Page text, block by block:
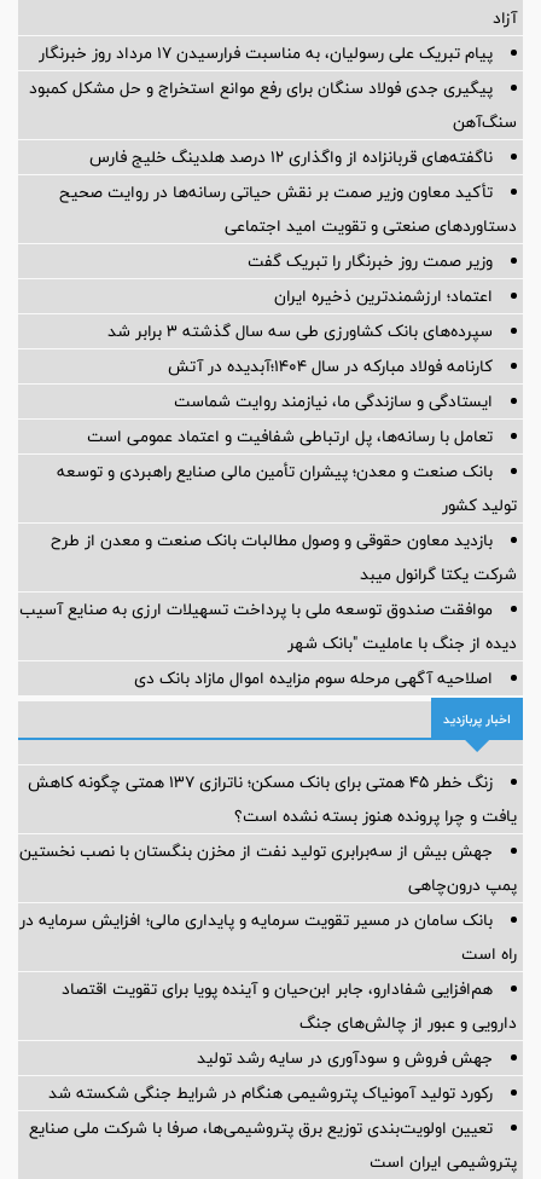
آزاد
پیام تبریک علی رسولیان، به مناسبت فرارسیدن ۱۷ مرداد روز خبرنگار
پیگیری جدی فولاد سنگان برای رفع موانع استخراج و حل مشکل کمبود
سنگ‌آهن
ناگفته‌های قربانزاده از واگذاری ۱۲ درصد هلدینگ خلیج فارس
تأکید معاون وزیر صمت بر نقش حیاتی رسانه‌ها در روایت صحیح
دستاوردهای صنعتی و تقویت امید اجتماعی
وزیر صمت روز خبرنگار را تبریک گفت
اعتماد؛ ارزشمندترین ذخیره ایران
سپرده‌های بانک کشاورزی طی سه سال گذشته ۳ برابر شد
کارنامه فولاد مبارکه در سال ۱۴۰۴؛آبدیده در آتش
ایستادگی و سازندگی ما، نیازمند روایت شماست
تعامل با رسانه‌ها، پل ارتباطی شفافیت و اعتماد عمومی است
بانک صنعت و معدن؛ پیشران تأمین مالی صنایع راهبردی و توسعه
تولید کشور
بازدید معاون حقوقی و وصول مطالبات بانک صنعت و معدن از طرح
شرکت یکتا گرانول میبد
موافقت صندوق توسعه ملی با پرداخت تسهیلات ارزی به صنایع آسیب
دیده از جنگ با عاملیت "بانک شهر
اصلاحیه آگهی مرحله سوم مزایده اموال مازاد بانک دی
اخبار پربازدید
زنگ خطر ۴۵ همتی برای بانک مسکن؛ ناترازی ۱۳۷ همتی چگونه کاهش
یافت و چرا پرونده هنوز بسته نشده است؟
جهش بیش از سه‌برابری تولید نفت از مخزن بنگستان با نصب نخستین
پمپ درون‌چاهی
بانک سامان در مسیر تقویت سرمایه و پایداری مالی؛ افزایش سرمایه در
راه است
هم‌افزایی شفادارو، جابر ابن‌حیان و آینده پویا برای تقویت اقتصاد
دارویی و عبور از چالش‌های جنگ
جهش فروش و سودآوری در سایه رشد تولید
رکورد تولید آمونیاک پتروشیمی هنگام در شرایط جنگی شکسته شد
تعیین اولویت‌بندی توزیع برق پتروشیمی‌ها، صرفا با شرکت ملی صنایع
پتروشیمی ایران است